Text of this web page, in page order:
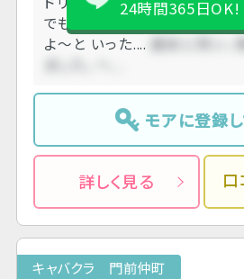
でもヘルプでも 多くの卓はお
よ〜と いった.... 週末に伺い、
ました。 ヘ....
24時間365日OK!
モアに登録
詳しく見る
キャバクラ 門前仲町